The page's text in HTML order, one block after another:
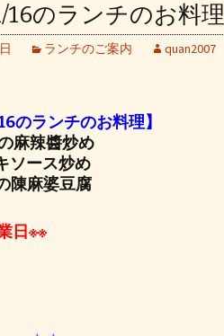
16のランチのお料理
ランチのご案内 quan2007
のランチのお料理】
麻辣醬炒め
ソース炒め
陳麻婆豆腐
日※※